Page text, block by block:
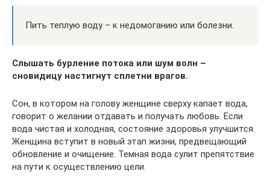
Пить теплую воду – к недомоганию или болезни.
Слышать бурление потока или шум волн –
сновидицу настигнут сплетни врагов.
Сон, в котором на голову женщине сверху капает вода,
говорит о желании отдавать и получать любовь. Если
вода чистая и холодная, состояние здоровья улучшится.
Женщина вступит в новый этап жизни, предвещающий
обновление и очищение. Темная вода сулит препятствие
на пути к осуществлению цели.